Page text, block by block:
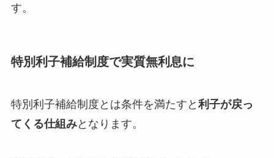
す。
特別利子補給制度で実質無利息に
特別利子補給制度とは条件を満たすと 利子が戻っ
てくる仕組みとなります。